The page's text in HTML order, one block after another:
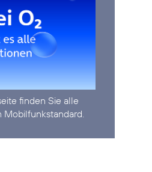
finden Sie alle
Mobilfunkstandard.